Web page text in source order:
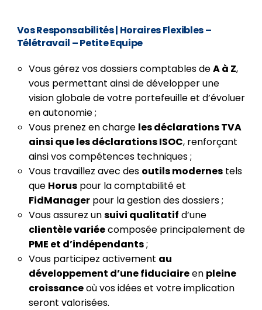
Vos Responsabilités| Horaires Flexibles –
Télétravail – Petite Equipe
Vous gérez vos dossiers comptables deA à Z,
vous permettant ainsi de développer une
vision globale de votre portefeuille et d’évoluer
en autonomie ;
Vous prenez en charge les déclarations TVA
ainsi que les déclarations ISOC, renforçant
ainsi vos compétences techniques ;
Vous travaillez avec des outils modernestels
que Horuspour la comptabilité et
FidManagerpour la gestion des dossiers ;
Vous assurez unsuivi qualitatif d’une
clientèle variéecomposée principalement de
PME et d’indépendants;
Vous participez activement au
développement d’une fiduciaireen pleine
croissanceoù vos idées et votre implication
seront valorisées.